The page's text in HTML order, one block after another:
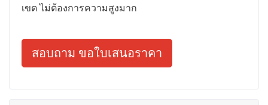
เขต ไม่ต้องการความสูงมาก
สอบถาม ขอใบเสนอราคา